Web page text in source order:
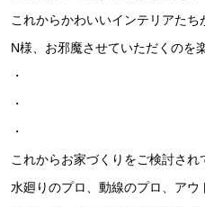
これからかわいいインテリアた
N様、お邪魔させていただくのを
・
・
・
これからお家づくりをご検討され
水廻りのプロ、動線のプロ、ア